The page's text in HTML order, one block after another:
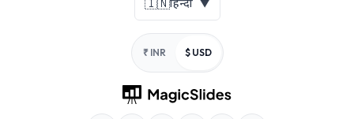
🇮🇳हिन्दी ▼
₹ INR $ USD